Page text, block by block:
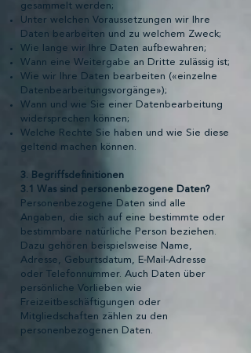
gesammelt werden;
Unter welchen Voraussetzungen wir Ihre
Daten bearbeiten und zu welchem Zweck;
Wie lange wir Ihre Daten aufbewahren;
Wann eine Weitergabe an Dritte zulässig ist;
Wie wir Ihre Daten bearbeiten («einzelne
Datenbearbeitungsvorgänge»);
Wann und wie Sie einer Datenbearbeitung
widersprechen können;
Welche Rechte Sie haben und wie Sie diese
geltend machen können.
3. Begriffsdefinitionen
3.1 Was sind personenbezogene Daten?
Personenbezogene Daten sind alle
Angaben, die sich auf eine bestimmte oder
bestimmbare natürliche Person beziehen.
Dazu gehören beispielsweise Name,
Adresse, Geburtsdatum, E-Mail-Adresse
oder Telefonnummer. Auch Daten über
persönliche Vorlieben wie
Freizeitbeschäftigungen oder
Mitgliedschaften zählen zu den
personenbezogenen Daten.